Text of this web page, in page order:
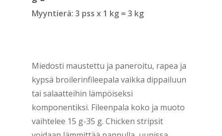
Myyntierä: 3 pss x 1 kg = 3 kg
Miedosti maustettu ja paneroitu, rapea ja
kypsä broilerinfileepala vaikka dippailuun
tai salaatteihin lämpöiseksi
komponentiksi. Fileenpala koko ja muoto
vaihtelee 15 g-35 g. Chicken stripsit